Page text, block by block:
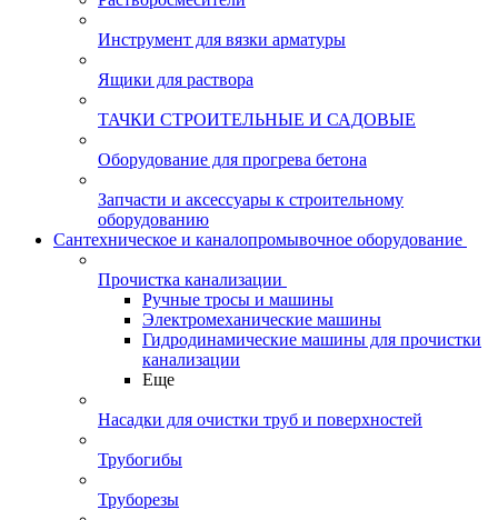
Инструмент для вязки арматуры
Ящики для раствора
ТАЧКИ СТРОИТЕЛЬНЫЕ И САДОВЫЕ
Оборудование для прогрева бетона
Запчасти и аксессуары к строительному
оборудованию
Сантехническое и каналопромывочное оборудование
Прочистка канализации
Ручные тросы и машины
Электромеханические машины
Гидродинамические машины для прочистки
канализации
Еще
Насадки для очистки труб и поверхностей
Трубогибы
Труборезы